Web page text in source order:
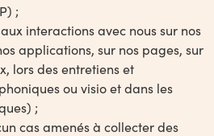
;
interactions avec nous sur nos
applications, sur nos pages, sur
lors des entretiens et
ou visio et dans les
;
cas amenés à collecter des